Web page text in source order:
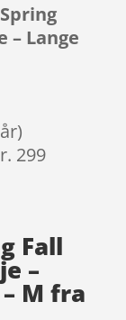
– Lange
299
Fall
–
M fra